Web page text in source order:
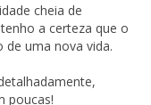
cheia de
a certeza que o
de uma nova vida.
poucas!